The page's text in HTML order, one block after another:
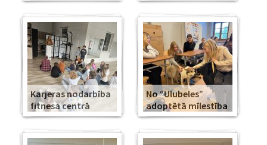
Karjeras nodarbība
fitnesa centrā
No “Ulubeles”
adoptētā mīlestība